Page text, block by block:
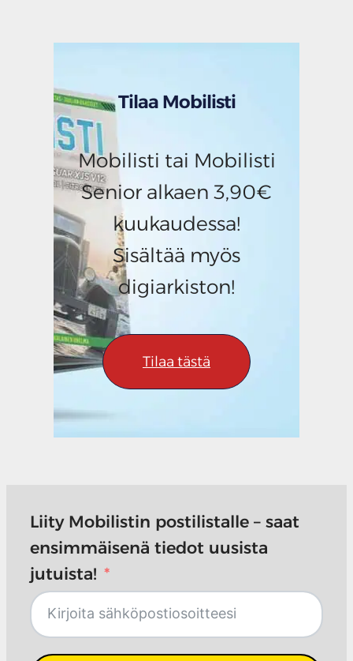
Tilaa Mobilisti
Mobilisti tai Mobilisti
Senior alkaen 3,90€
kuukaudessa!
Sisältää myös
digiarkiston!
Tilaa tästä
Liity Mobilistin postilistalle – saat
ensimmäisenä tiedot uusista
jutuista!